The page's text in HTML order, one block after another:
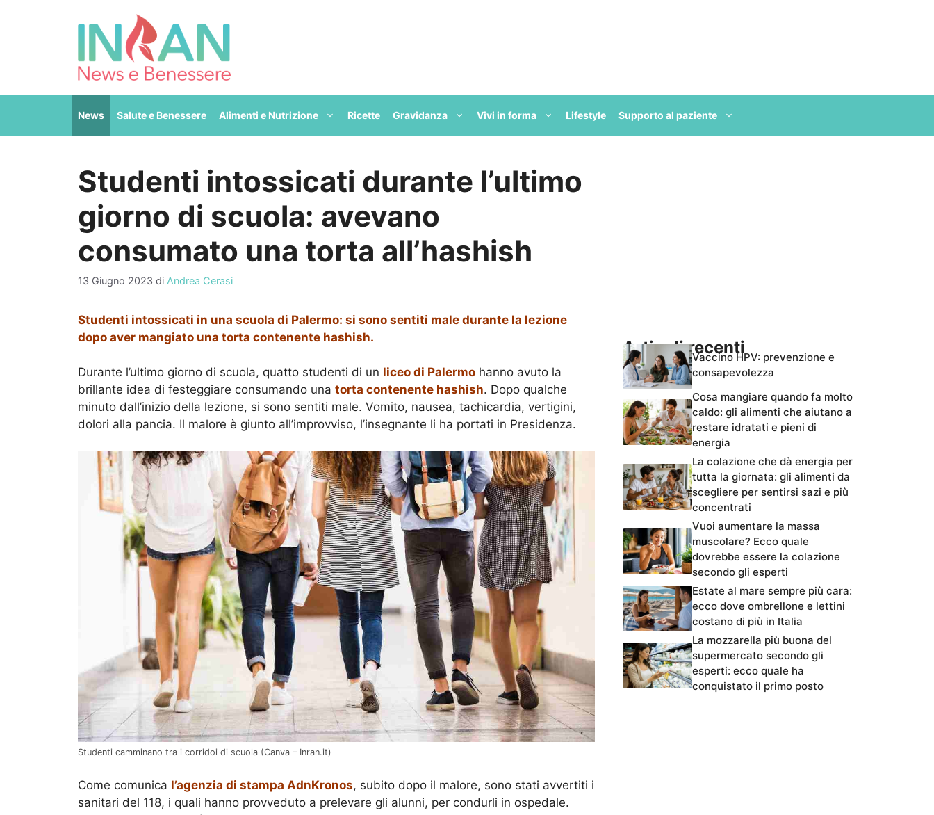
News Salute e Benessere Alimenti e Nutrizione Ricette Gravidanza Vivi in forma Lifestyle Supporto al paziente
Studenti intossicati durante l’ultimo
giorno di scuola: avevano
consumato una torta all’hashish
13 Giugno 2023 di Andrea Cerasi
Studenti intossicati in una scuola di Palermo: si sono sentiti male durante la lezione
dopo aver mangiato una torta contenente hashish.
Durante l’ultimo giorno di scuola, quatto studenti di un liceo di Palermo hanno avuto la
brillante idea di festeggiare consumando una torta contenente hashish. Dopo qualche
minuto dall’inizio della lezione, si sono sentiti male. Vomito, nausea, tachicardia, vertigini,
dolori alla pancia. Il malore è giunto all’improvviso, l’insegnante li ha portati in Presidenza.
Studenti camminano tra i corridoi di scuola (Canva – Inran.it)
Come comunica l’agenzia di stampa AdnKronos, subito dopo il malore, sono stati avvertiti i
sanitari del 118, i quali hanno provveduto a prelevare gli alunni, per condurli in ospedale.
Articoli recentiVaccino HPV: prevenzione e
consapevolezza
Cosa mangiare quando fa molto
caldo: gli alimenti che aiutano a
restare idratati e pieni di
energia
La colazione che dà energia per
tutta la giornata: gli alimenti da
scegliere per sentirsi sazi e più
concentrati
Vuoi aumentare la massa
muscolare? Ecco quale
dovrebbe essere la colazione
secondo gli esperti
Estate al mare sempre più cara:
ecco dove ombrellone e lettini
costano di più in Italia
La mozzarella più buona del
supermercato secondo gli
esperti: ecco quale ha
conquistato il primo posto